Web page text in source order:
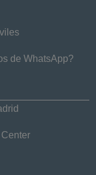
de WhatsApp?